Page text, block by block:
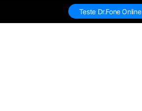
Teste Dr.Fone Online